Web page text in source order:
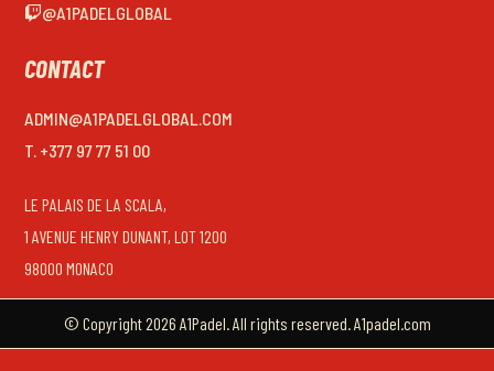
@A1PADELGLOBAL
CONTACT
ADMIN@A1PADELGLOBAL.COM
T. +377 97 77 51 00
LE PALAIS DE LA SCALA,
1 AVENUE HENRY DUNANT, LOT 1200
98000 MONACO
© Copyright 2026 A1Padel. All rights reserved. A1padel.com